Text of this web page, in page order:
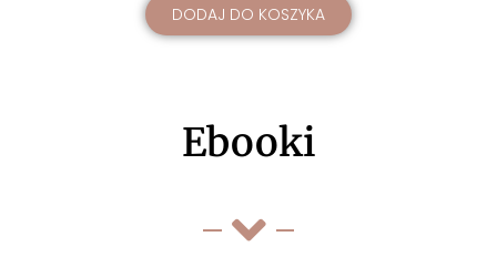
DODAJ DO KOSZYKA
Ebooki